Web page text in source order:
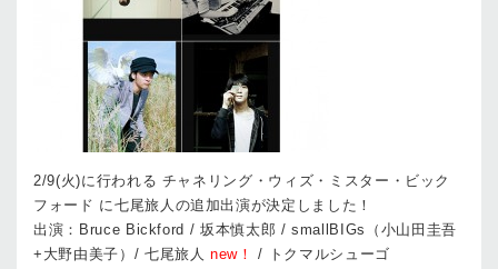
2/9(火)に行われる チャネリング・ウィズ・ミスター・ビック
フォード に七尾旅人の追加出演が決定しました！
出演：Bruce Bickford / 坂本慎太郎 / smallBIGs（小山田圭吾
+大野由美子）/ 七尾旅人 new！
/ トクマルシューゴ